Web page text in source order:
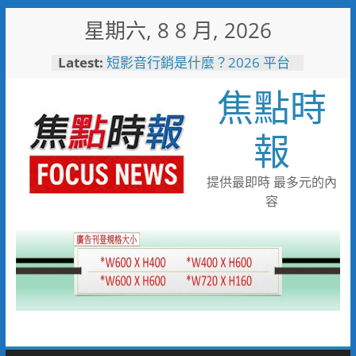
星期六, 8 8 月, 2026
Latest: 中正地下道排水溝夜間清淤 水
短影音行銷是什麼？2026 平台
比較、優缺點與電商變現全攻略
日本花藝大師梅垣稔抵台交流
「花見日和」展現台日花藝文化
魅力 8月8日精彩展演登場
彰化縣長參選人魏平政彰化造
勢 喊福利超越六都承接王惠美
4輛高規格救護車 首配全自動
電動擔架床
焦點時
報
提供最即時 最多元的內
容